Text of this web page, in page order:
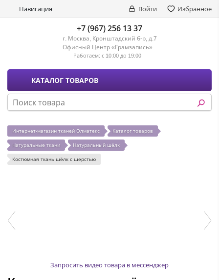
Навигация Войти Избранное
+7 (967) 256 13 37
г. Москва, Кронштадский б-р, д.7
Офисный Центр «Грамзапись»
Работаем: с 10:00 до 19:00
КАТАЛОГ ТОВАРОВ
Интернет-магазин тканей Олматекс Каталог товаров
Натуральные ткани Натуральный шёлк
Костюмная ткань шёлк с шерстью
Запросить видео товара в мессенджер